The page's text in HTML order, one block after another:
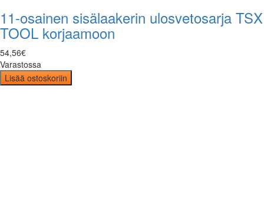
11-osainen sisälaakerin ulosvetosarja TSX
TOOL korjaamoon
54,56€
Varastossa
Lisää ostoskoriin